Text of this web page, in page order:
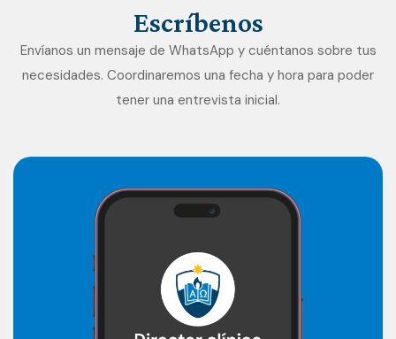
Escríbenos
Envíanos un mensaje de WhatsApp y cuéntanos sobre tus
necesidades. Coordinaremos una fecha y hora para poder
tener una entrevista inicial.